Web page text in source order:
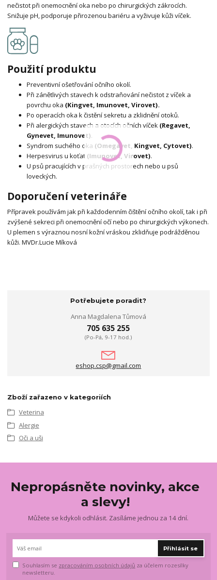
nečistot při onemocnění oka nebo po chirurgických zákrocích.
Snižuje pH, podporuje přirozenou bariéru a vyživuje kůži víček.
Použití produktu
Preventivní ošetřování očního okolí.
Při zánětlivých stavech k odstraňování nečistot z víček a
povrchu oka (Kingvet, Imunovet, Virovet).
Po operacích oka k čistění sekretu a zklidnění otoků.
Při alergických stavech a otocích očních víček (Regavet,
Gynevet, Imunovet).
Syndrom suchého oka (Omegavet, Kingvet, Cytovet).
Herpesvirus u koťat (Imunovet, Virovet).
U psů pracujících v prašných prostorech nebo u psů
loveckých.
Doporučení veterináře
Přípravek používám jak při každodenním čištění očního okolí, tak i při
zvýšené sekreci při onemocnění očí nebo po chirurgických výkonech.
U plemen s výraznou nosní kožní vráskou zklidňuje podrážděnou
kůži. MVDr.Lucie Míková
Potřebujete poradit?
Anna Magdalena Tůmová
705 635 255
(Po-Pá, 9-17 hod.)
eshop.csp@gmail.com
Zboží zařazeno v kategoriích
Veterina
Alergie
Oči a uši
Nepropásněte novinky, akce
a slevy!
Můžete se kdykoli odhlásit. Zasíláme jednou za 14 dní.
Přihlásit se
Souhlasím se zpracováním osobních údajů za účelem rozesílky
newsletteru.